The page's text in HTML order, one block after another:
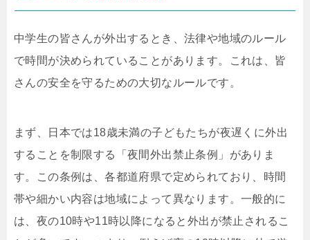
中学生の皆さんが外出するとき、法律や地域のルール
で時間が決められていることがあります。これは、皆
さんの安全を守るための大切なルールです。
まず、日本では18歳未満の子どもたちが夜遅くに外出
することを制限する「夜間外出禁止条例」がありま
す。この条例は、各都道府県で定められており、時間
帯や細かい内容は地域によって異なります。一般的に
は、夜の10時や11時以降になると外出が禁止されるこ